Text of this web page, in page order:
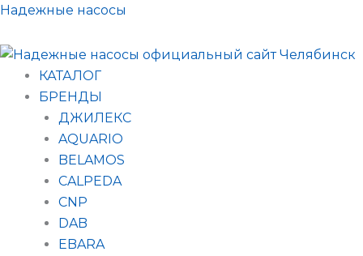
Перейти
содержимому
Надежные насосы
КАТАЛОГ
БРЕНДЫ
ДЖИЛЕКС
AQUARIO
BELAMOS
CALPEDA
CNP
DAB
EBARA
Поиск